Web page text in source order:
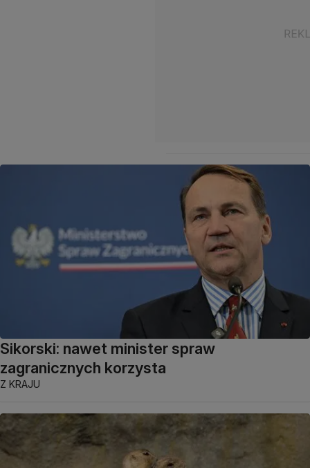
Sikorski: nawet minister spraw
zagranicznych korzysta
Z KRAJU